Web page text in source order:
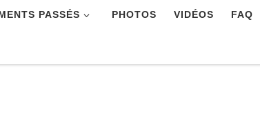
PASSÉS PHOTOS VIDÉOS FAQ